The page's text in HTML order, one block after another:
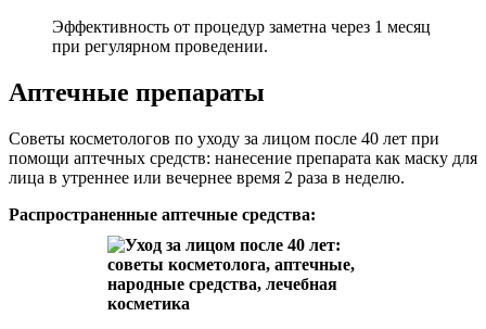
Эффективность от процедур заметна через 1 месяц
при регулярном проведении.
Аптечные препараты
Советы косметологов по уходу за лицом после 40 лет при
помощи аптечных средств: нанесение препарата как маску для
лица в утреннее или вечернее время 2 раза в неделю.
Распространенные аптечные средства: